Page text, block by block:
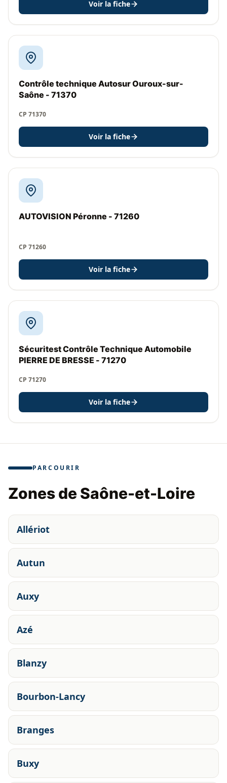
Voir la fiche
Contrôle technique Autosur Ouroux-sur-
Saône - 71370
CP 71370
Voir la fiche
AUTOVISION Péronne - 71260
CP 71260
Voir la fiche
Sécuritest Contrôle Technique Automobile
PIERRE DE BRESSE - 71270
CP 71270
Voir la fiche
PARCOURIR
Zones de Saône-et-Loire
Allériot
Autun
Auxy
Azé
Blanzy
Bourbon-Lancy
Branges
Buxy